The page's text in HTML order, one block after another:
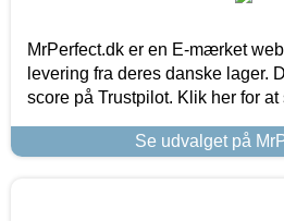
MrPerfect.dk er en E-mærket
levering fra deres danske lager.
score på Trustpilot. Klik her for
Se udvalget på